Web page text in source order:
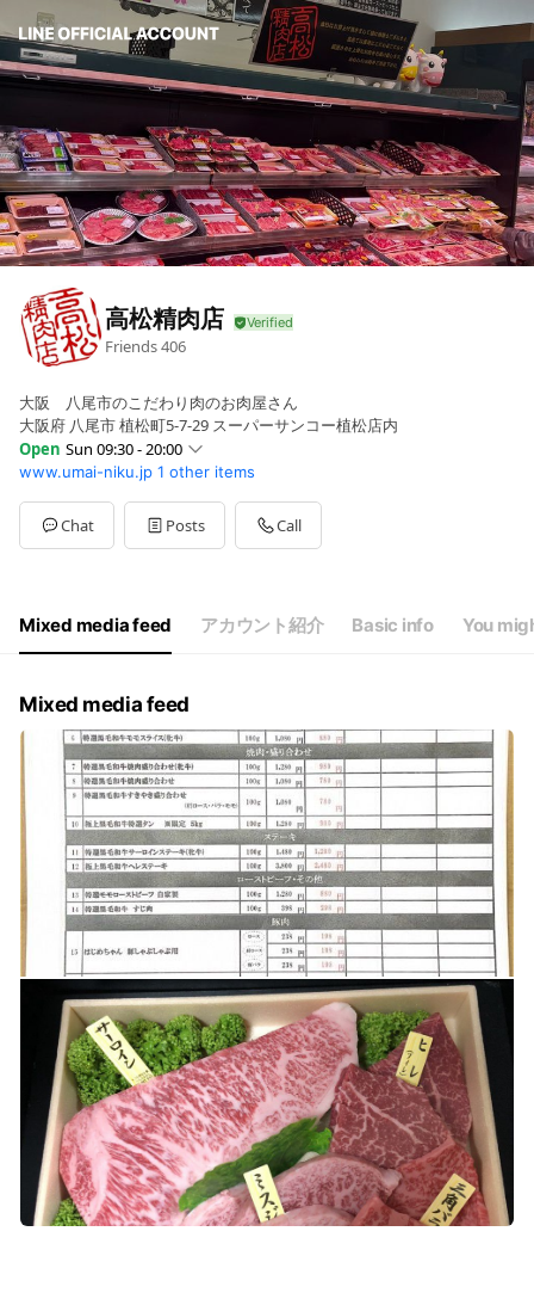
高松精肉店
Friends406
大阪 八尾市のこだわり肉のお肉屋さん
大阪府 八尾市 植松町5-7-29 スーパーサンコー植松店内
Open Sun 09:30 - 20:00
Sun09:30 - 20:00
Mon09:30 - 20:00
Tue09:30 - 20:00
WedClosed
Sat
09:30 - 20:00
午前9時30分〜午後8時まで
www.umai-niku.jp 1 other items
Chat Posts Call
Mixed media feed アカウント紹介 Basic info You
Mixed media feed